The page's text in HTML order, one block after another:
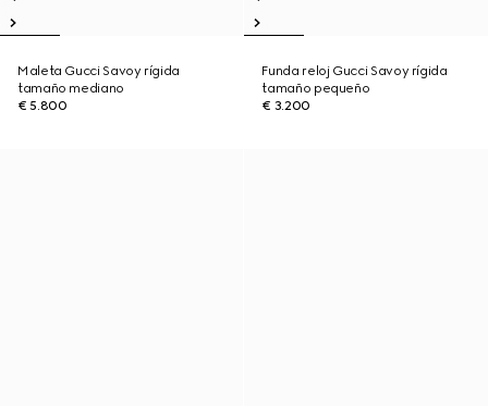
Maleta Gucci Savoy rígida
tamaño mediano
€ 5.800
Funda reloj Gucci Savoy rígida
tamaño pequeño
€ 3.200